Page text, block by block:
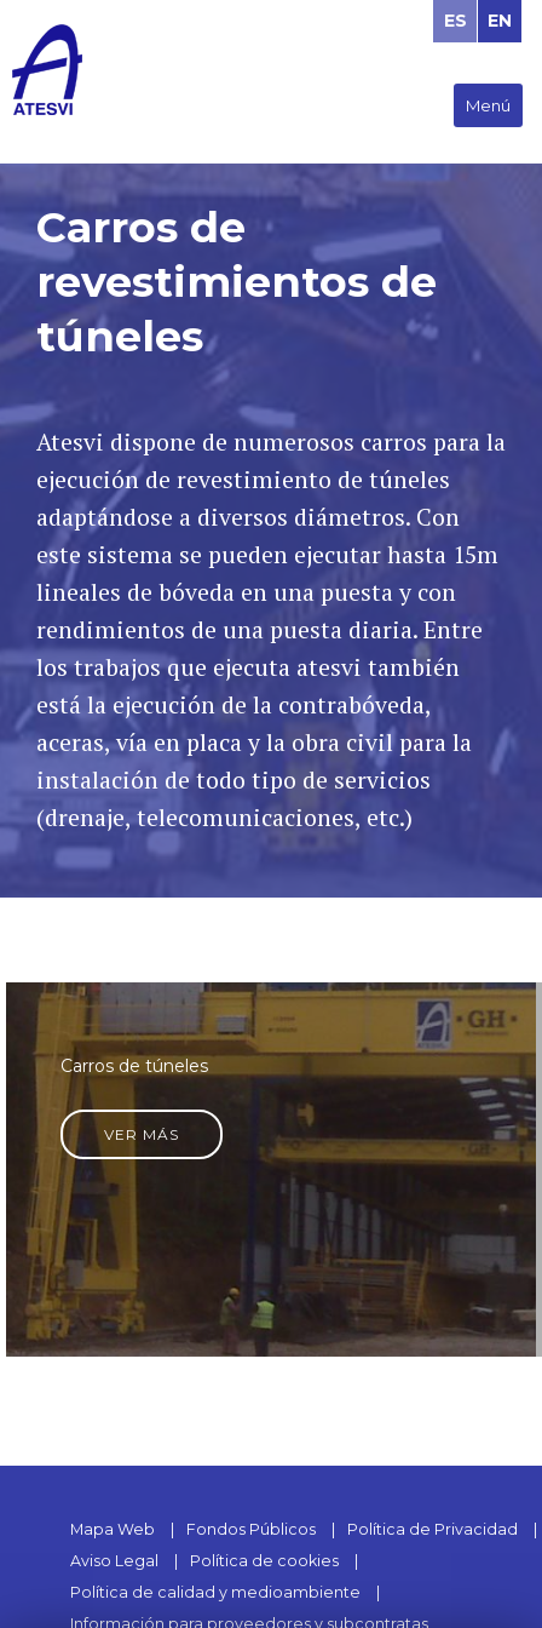
ES EN
Menú
Carros de
revestimientos de
túneles
Atesvi dispone de numerosos carros para la
ejecución de revestimiento de túneles
adaptándose a diversos diámetros. Con
este sistema se pueden ejecutar hasta 15m
lineales de bóveda en una puesta y con
rendimientos de una puesta diaria. Entre
los trabajos que ejecuta atesvi también
está la ejecución de la contrabóveda,
aceras, vía en placa y la obra civil para la
instalación de todo tipo de servicios
(drenaje, telecomunicaciones, etc.)
Carros de túneles
VER MÁS
Mapa Web Fondos Públicos
Política de Privacidad
Aviso Legal
Política de cookies
Política de calidad y medioambiente
Información para proveedores y subcontratas